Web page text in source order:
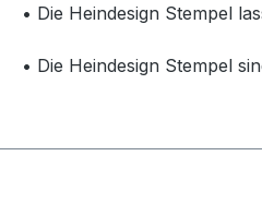
• Die Heindesign Stempel
• Die Heindesign Stempel